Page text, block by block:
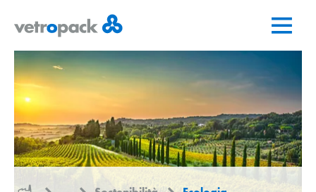
alla
pagina
iniziale
contenuto
contatto